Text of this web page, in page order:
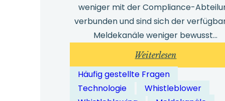
weniger mit der Compliance-
verbunden und sind sich der
Meldekanäle weniger bewusst…
Weiterlesen:
Wie
Häufig gestellte Fragen
Technologie
Whistleblower